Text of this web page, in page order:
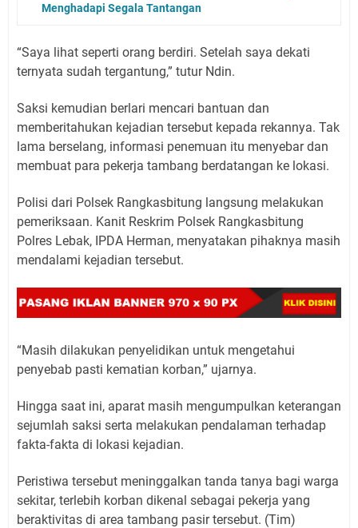
Menghadapi Segala Tantangan
“Saya lihat seperti orang berdiri. Setelah saya dekati
ternyata sudah tergantung,” tutur Ndin.
Saksi kemudian berlari mencari bantuan dan
memberitahukan kejadian tersebut kepada rekannya. Tak
lama berselang, informasi penemuan itu menyebar dan
membuat para pekerja tambang berdatangan ke lokasi.
Polisi dari Polsek Rangkasbitung langsung melakukan
pemeriksaan. Kanit Reskrim Polsek Rangkasbitung
Polres Lebak, IPDA Herman, menyatakan pihaknya masih
mendalami kejadian tersebut.
“Masih dilakukan penyelidikan untuk mengetahui
penyebab pasti kematian korban,” ujarnya.
Hingga saat ini, aparat masih mengumpulkan keterangan
sejumlah saksi serta melakukan pendalaman terhadap
fakta-fakta di lokasi kejadian.
Peristiwa tersebut meninggalkan tanda tanya bagi warga
sekitar, terlebih korban dikenal sebagai pekerja yang
beraktivitas di area tambang pasir tersebut. (Tim)